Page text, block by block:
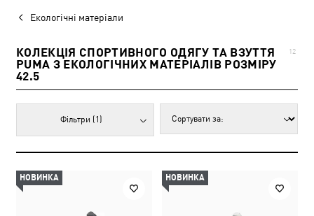
Екологічні матеріали
КОЛЕКЦІЯ СПОРТИВНОГО ОДЯГУ ТА ВЗУТТЯ
PUMA З ЕКОЛОГІЧНИХ МАТЕРІАЛІВ РОЗМІРУ
42.5
12
Фільтри (1)
НОВИНКА НОВИНКА